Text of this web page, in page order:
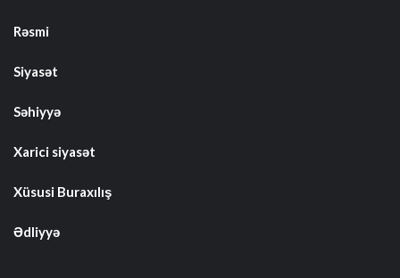
Rəsmi
Siyasət
Səhiyyə
Xarici siyasət
Xüsusi Buraxılış
Ədliyyə